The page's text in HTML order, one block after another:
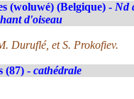
(woluwé) (Belgique) - Nd
d'oiseau
Duruflé, et S. Prokofiev.
(87) - cathédrale